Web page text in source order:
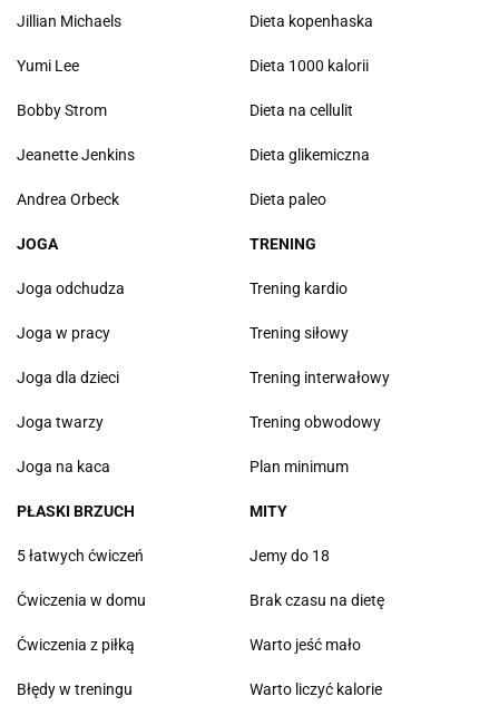
Jillian Michaels
Yumi Lee
Bobby Strom
Jeanette Jenkins
Andrea Orbeck
Dieta kopenhaska
Dieta 1000 kalorii
Dieta na cellulit
Dieta glikemiczna
Dieta paleo
JOGA
Joga odchudza
Joga w pracy
Joga dla dzieci
Joga twarzy
Joga na kaca
TRENING
Trening kardio
Trening siłowy
Trening interwałowy
Trening obwodowy
Plan minimum
PŁASKI BRZUCH
5 łatwych ćwiczeń
Ćwiczenia w domu
Ćwiczenia z piłką
Błędy w treningu
MITY
Jemy do 18
Brak czasu na dietę
Warto jeść mało
Warto liczyć kalorie